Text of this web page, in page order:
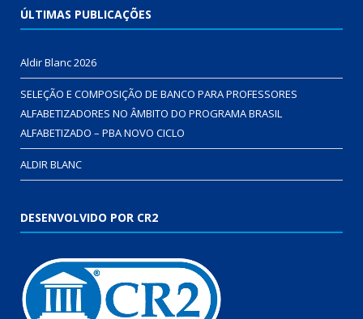
ÚLTIMAS PUBLICAÇÕES
Aldir Blanc 2026
SELEÇÃO E COMPOSIÇÃO DE BANCO PARA PROFESSORES
ALFABETIZADORES NO ÂMBITO DO PROGRAMA BRASIL
ALFABETIZADO – PBA NOVO CICLO
ALDIR BLANC
DESENVOLVIDO POR CR2